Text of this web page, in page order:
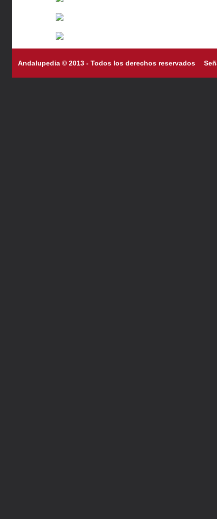
Andalupedia © 2013 - Todos los derechos reservados